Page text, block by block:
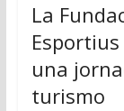
La
una
turismo